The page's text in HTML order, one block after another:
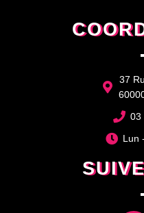
37
03
Lun